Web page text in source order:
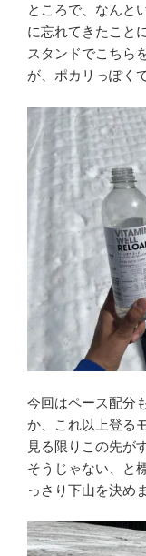
ところで、なんと
に忘れてきたこと
スタンドでこちら
が、ポカリっぽく
今回はペース配分
か、これ以上登る
見る限りこの先が
そうじゃない、と
っさり下山を決め